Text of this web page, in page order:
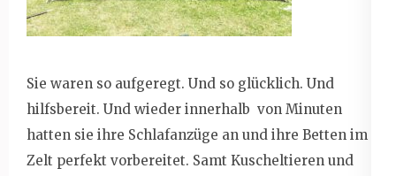
Sie waren so aufgeregt. Und so glücklich. Und
hilfsbereit. Und wieder innerhalb von Minuten
hatten sie ihre Schlafanzüge an und ihre Betten im
Zelt perfekt vorbereitet. Samt Kuscheltieren und